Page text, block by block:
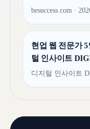
besuccess.com ·
현업 웹 전문가
털 인사이트
디지털 인사이트